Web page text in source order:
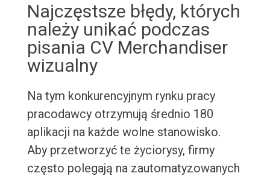
Najczęstsze błędy, których
należy unikać podczas
pisania CV Merchandiser
wizualny
Na tym konkurencyjnym rynku pracy
pracodawcy otrzymują średnio 180
aplikacji na każde wolne stanowisko.
Aby przetworzyć te życiorysy, firmy
często polegają na zautomatyzowanych